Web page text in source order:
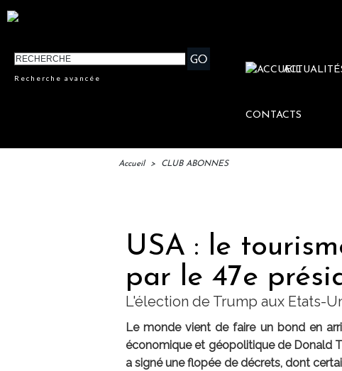
Recherche avancée
CONTACTS
Accueil > CLUB ABONNES
USA : le
par le 47e
L'élection de Trump aux Etats-
Le monde vient de faire un bond en
économique et géopolitique de Donald
a signé une flopée de décrets, dont